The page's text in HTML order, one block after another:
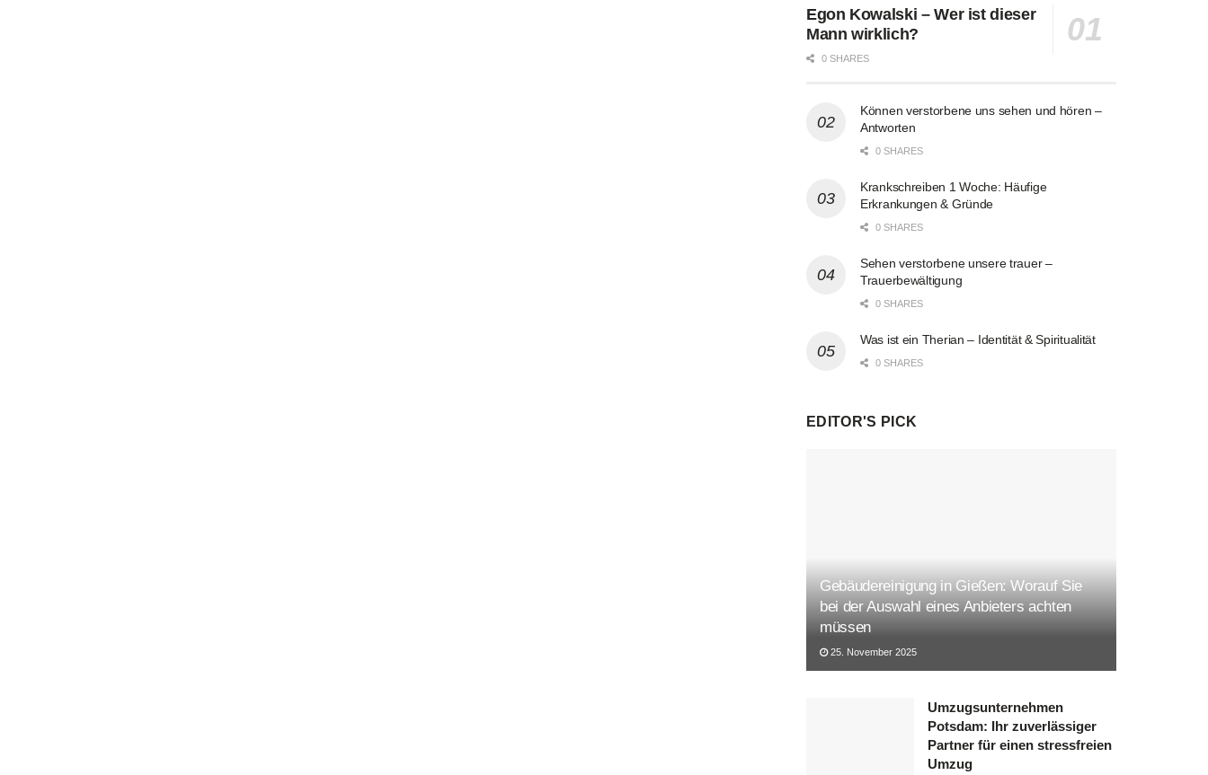
Egon Kowalski – Wer ist dieser
Mann wirklich?
0 SHARES
Können verstorbene uns sehen und hören –
Antworten
0 SHARES
Krankschreiben 1 Woche: Häufige
Erkrankungen & Gründe
0 SHARES
Sehen verstorbene unsere trauer –
Trauerbewältigung
0 SHARES
Was ist ein Therian – Identität & Spiritualität
0 SHARES
EDITOR'S PICK
Gebäudereinigung in Gießen: Worauf Sie
bei der Auswahl eines Anbieters achten
müssen
25. November 2025
Umzugsunternehmen
Potsdam: Ihr zuverlässiger
Partner für einen stressfreien
Umzug